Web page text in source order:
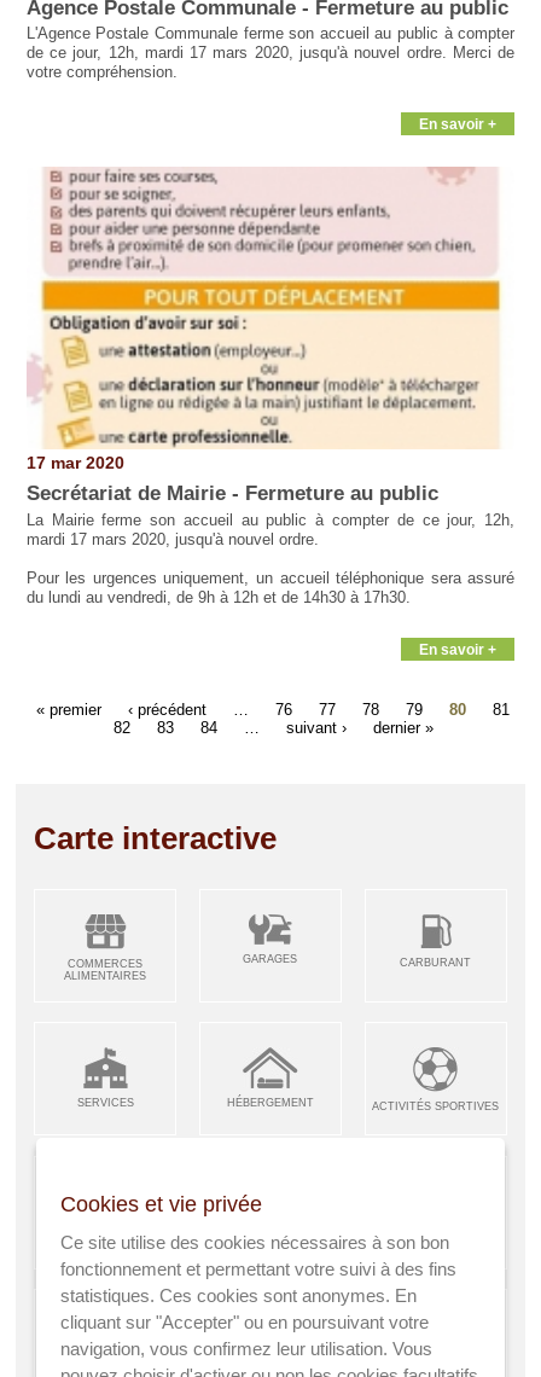
Agence Postale Communale - Fermeture au public
L'Agence Postale Communale ferme son accueil au public à compter
de ce jour, 12h, mardi 17 mars 2020, jusqu'à nouvel ordre. Merci de
votre compréhension.
En savoir +
17 mar 2020
Secrétariat de Mairie - Fermeture au public
La Mairie ferme son accueil au public à compter de ce jour, 12h,
mardi 17 mars 2020, jusqu'à nouvel ordre.
Pour les urgences uniquement, un accueil téléphonique sera assuré
du lundi au vendredi, de 9h à 12h et de 14h30 à 17h30.
En savoir +
« premier ‹ précédent 76 77 78 79 80
81
82
83 84 suivant › dernier »
Carte interactive
COMMERCES
ALIMENTAIRES
GARAGES CARBURANT
SERVICES HÉBERGEMENT ACTIVITÉS SPORTIVES
ARTISANS &
INDUSTRIES
RESTAURANTS CAFÉS ENFANCE JEUNESSE
A VISITER SANTÉ AGRICULTEURS
Cookies et vie privée
Ce site utilise des cookies nécessaires à son bon
fonctionnement et permettant votre suivi à des fins
statistiques. Ces cookies sont anonymes. En
cliquant sur "Accepter" ou en poursuivant votre
navigation, vous confirmez leur utilisation. Vous